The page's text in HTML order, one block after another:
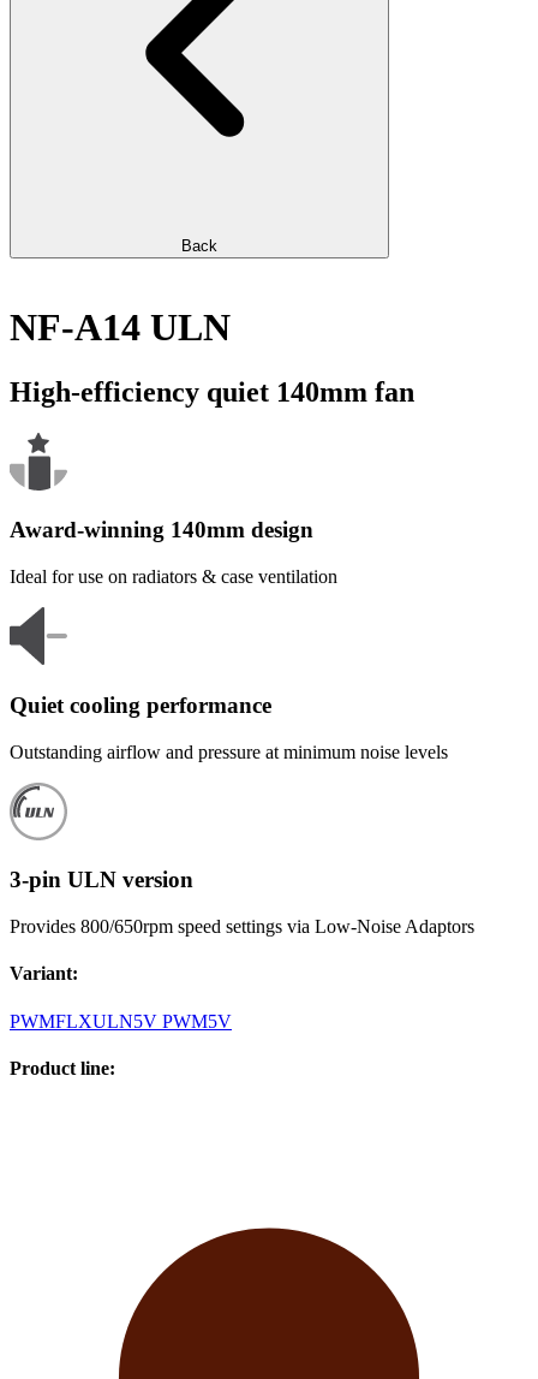
Back
NF-A14 ULN
High-efficiency quiet 140mm fan
Award-winning 140mm design
Ideal for use on radiators & case ventilation
Quiet cooling performance
Outstanding airflow and pressure at minimum noise levels
3-pin ULN version
Provides 800/650rpm speed settings via Low-Noise Adaptors
Variant:
PWMFLXULN5V PWM5V
Product line: